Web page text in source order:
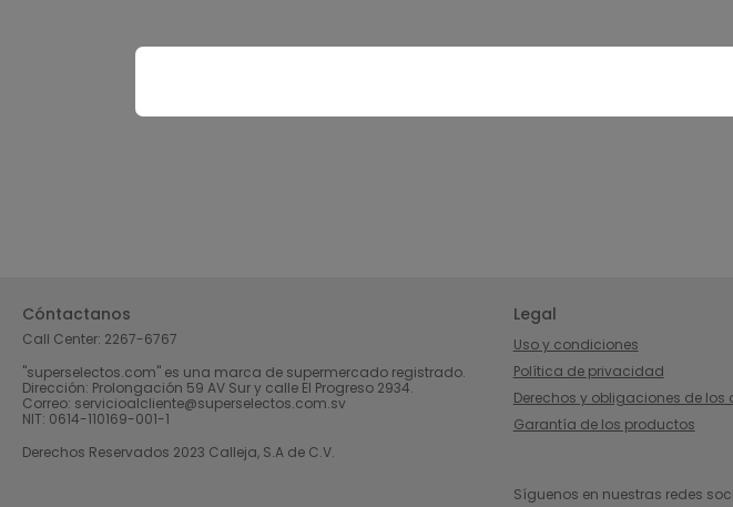
Cóntactanos
Call Center: 2267-6767
"superselectos.com" es una marca de supermercado registrado.
Dirección: Prolongación 59 AV Sur y calle El Progreso 2934.
Correo: servicioalcliente@superselectos.com.sv
NIT: 0614-110169-001-1
Derechos Reservados 2023 Calleja, S.A de C.V.
Legal
Uso y condiciones
Política de privacidad
Derechos y obligaciones de los
Garantía de los productos
Síguenos en nuestras redes